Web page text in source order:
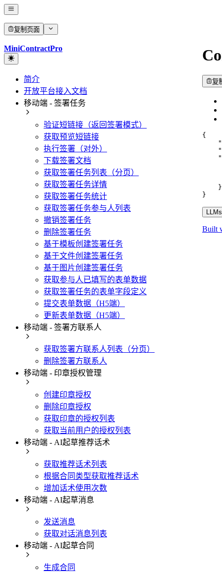
复制页面
MiniContractPro
简介
开放平台接入文档
移动端 - 签署任务
验证短链接（返回签署模式）
获取预览短链接
执行签署（对外）
下载签署文档
获取签署任务列表（分页）
获取签署任务详情
获取签署任务统计
获取签署任务参与人列表
撤销签署任务
删除签署任务
基于模板创建签署任务
基于文件创建签署任务
基于图片创建签署任务
获取参与人已填写的表单数据
获取签署任务的表单字段定义
提交表单数据（H5端）
更新表单数据（H5端）
移动端 - 签署方联系人
获取签署方联系人列表（分页）
删除签署方联系人
移动端 - 印章授权管理
创建印章授权
删除印章授权
获取印章的授权列表
获取当前用户的授权列表
移动端 - AI起草推荐话术
获取推荐话术列表
根据合同类型获取推荐话术
增加话术使用次数
移动端 - AI起草消息
发送消息
获取对话消息列表
移动端 - AI起草合同
生成合同
复
{
}
}
Built